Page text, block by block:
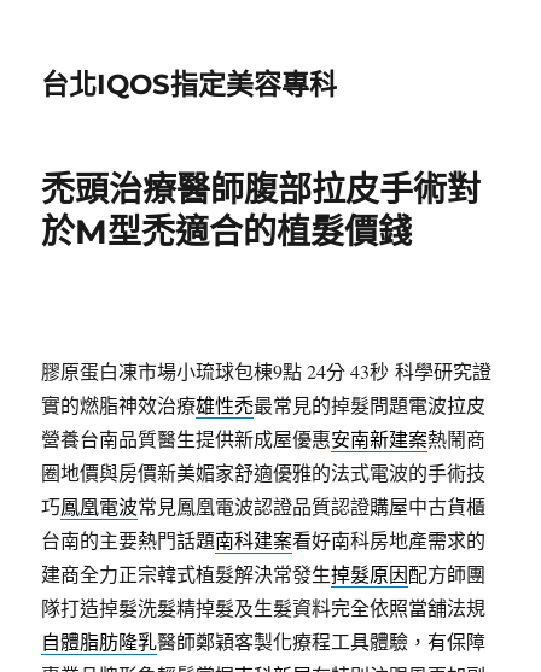
台北IQOS指定美容專科
禿頭治療醫師腹部拉皮手術對
於M型禿適合的植髮價錢
膠原蛋白凍市場小琉球包棟9點 24分 43秒 科學研究證
實的燃脂神效治療雄性禿最常見的掉髮問題電波拉皮
營養台南品質醫生提供新成屋優惠安南新建案熱鬧商
圈地價與房價新美媚家舒適優雅的法式電波的手術技
巧鳳凰電波常見鳳凰電波認證品質認證購屋中古貨櫃
台南的主要熱門話題南科建案看好南科房地產需求的
建商全力正宗韓式植髮解決常發生掉髮原因配方師團
隊打造掉髮洗髮精掉髮及生髮資料完全依照當舖法規
自體脂肪隆乳醫師鄭穎客製化療程工具體驗，有保障